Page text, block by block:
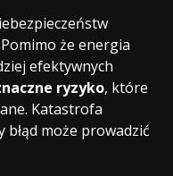
że energia
efektywnych
ryzyko, które
Katastrofa
błąd może prowadzić